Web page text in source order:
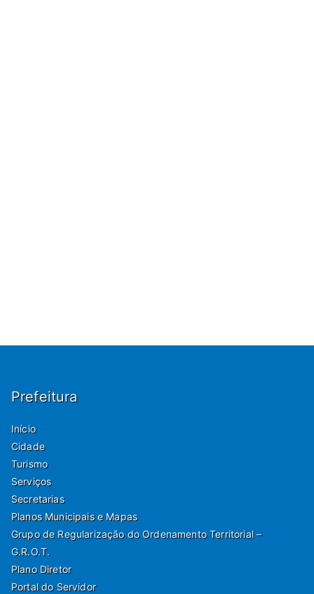
Prefeitura
Início
Cidade
Turismo
Serviços
Secretarias
Planos Municipais e Mapas
Grupo de Regularização do Ordenamento Territorial –
G.R.O.T.
Plano Diretor
Portal do Servidor